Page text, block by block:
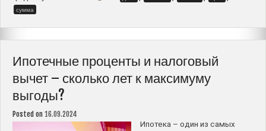
сумму
долга
и
срок
сумма
Ипотечные проценты и налоговый
вычет – сколько лет к максимуму
выгоды?
Posted on 16.09.2024
Ипотека – один из самых